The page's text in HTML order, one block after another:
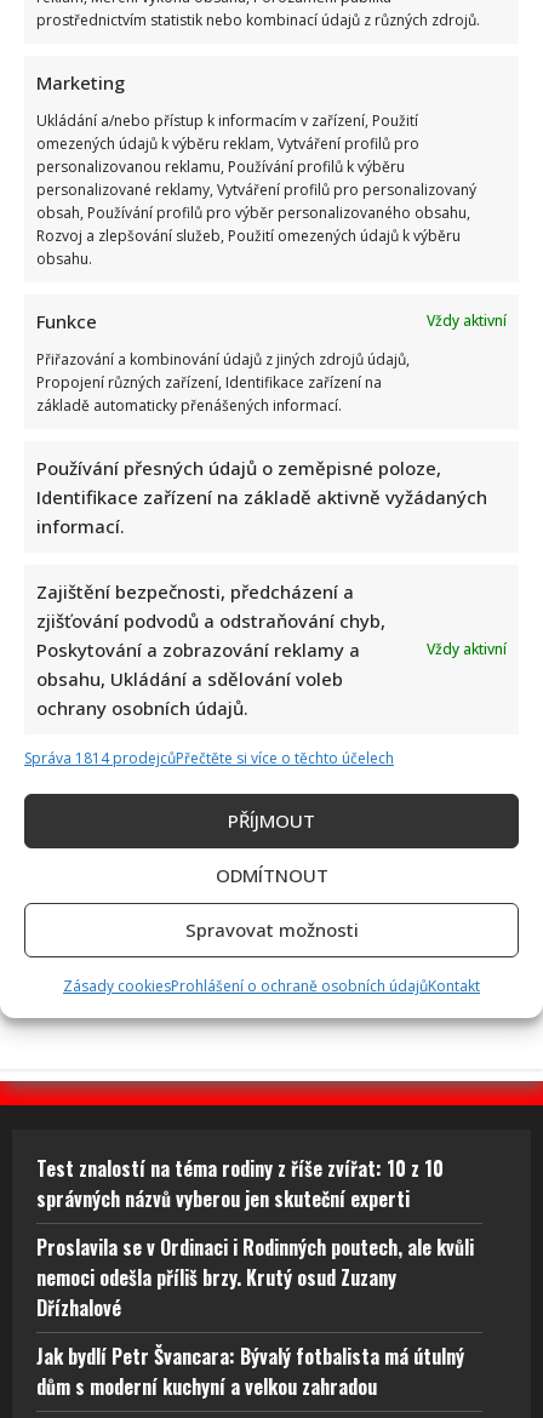
prostřednictvím statistik nebo kombinací údajů z různých zdrojů.
Marketing
Ukládání a/nebo přístup k informacím v zařízení, Použití
omezených údajů k výběru reklam, Vytváření profilů pro
personalizovanou reklamu, Používání profilů k výběru
personalizované reklamy, Vytváření profilů pro personalizovaný
obsah, Používání profilů pro výběr personalizovaného obsahu,
Rozvoj a zlepšování služeb, Použití omezených údajů k výběru
obsahu.
Funkce
Vždy aktivní
Přiřazování a kombinování údajů z jiných zdrojů údajů,
Propojení různých zařízení, Identifikace zařízení na
základě automaticky přenášených informací.
Používání přesných údajů o zeměpisné poloze,
Identifikace zařízení na základě aktivně vyžádaných
informací.
Zajištění bezpečnosti, předcházení a
zjišťování podvodů a odstraňování chyb,
Poskytování a zobrazování reklamy a
obsahu, Ukládání a sdělování voleb
ochrany osobních údajů.
Vždy aktivní
Správa 1814 prodejcůPřečtěte si více o těchto účelech
PŘÍJMOUT
ODMÍTNOUT
Spravovat možnosti
Zásady cookiesProhlášení o ochraně osobních údajůKontakt
Proslavila se v Ordinaci i Rodinných poutech, ale kvůli
nemoci odešla příliš brzy. Krutý osud Zuzany Dřízhalové
moderní kuchyní a velkou zahradou
Velký návrat Ordinace v růžové zahradě 2: Seriál bude znovu
vysílat i TV Nova
Komedie Na samotě u lesa slaví 50 let: Příběhy z jejího
natáčení pobaví fanoušky i dnes
Test znalostí na téma rodiny z říše zvířat: 10 z 10
správných názvů vyberou jen skuteční experti
Proslavila se v Ordinaci i Rodinných poutech, ale kvůli
nemoci odešla příliš brzy. Krutý osud Zuzany
Dřízhalové
Jak bydlí Petr Švancara: Bývalý fotbalista má útulný
dům s moderní kuchyní a velkou zahradou